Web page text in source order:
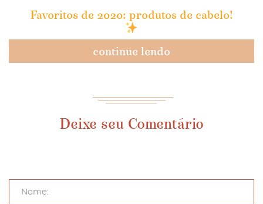
Favoritos de 2020: produtos de cabelo!
continue lendo
Deixe seu Comentário